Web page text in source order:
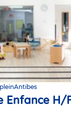
Antibes
Enfance H/